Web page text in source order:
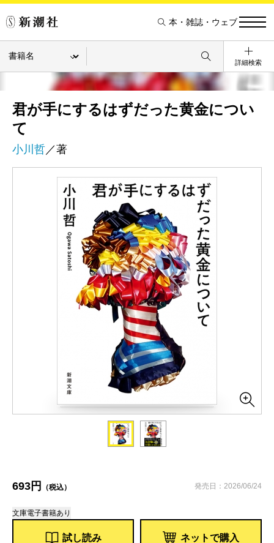
本・雑誌・ウェブ
詳細検索
君が手にするはずだった黄金につい
て
小川哲／著
693円 （税込） 発売日：2026/06/24
文庫電子書籍あり
試し読み ネットで購入